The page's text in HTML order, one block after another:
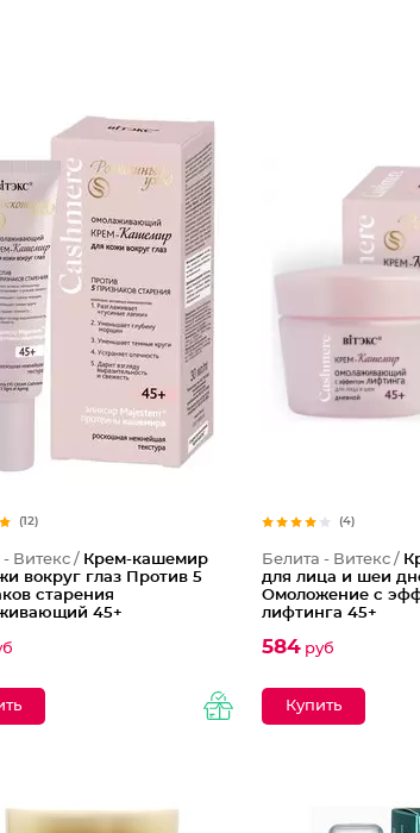
(12)
- Витекс / Крем-кашемир
вокруг глаз Против 5
старения
45+
(4)
Белита - Витекс /
для лица и шеи
Омоложение с
лифтинга 45+
584 руб